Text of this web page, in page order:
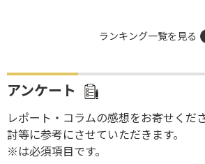
ランキング一覧を見る
アンケート
レポート・コラムの感想をお寄せくだ
討等に参考にさせていただきます。
※は必須項目です。